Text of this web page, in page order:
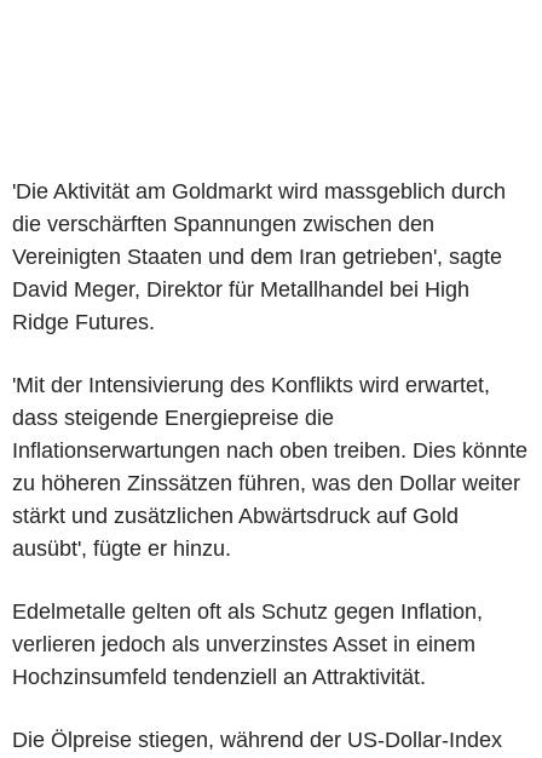
'Die Aktivität am Goldmarkt wird massgeblich durch
die verschärften Spannungen zwischen den
Vereinigten Staaten und dem Iran getrieben', sagte
David Meger, Direktor für Metallhandel bei High
Ridge Futures.
'Mit der Intensivierung des Konflikts wird erwartet,
dass steigende Energiepreise die
Inflationserwartungen nach oben treiben. Dies könnte
zu höheren Zinssätzen führen, was den Dollar weiter
stärkt und zusätzlichen Abwärtsdruck auf Gold
ausübt', fügte er hinzu.
Edelmetalle gelten oft als Schutz gegen Inflation,
verlieren jedoch als unverzinstes Asset in einem
Hochzinsumfeld tendenziell an Attraktivität.
Die Ölpreise stiegen, während der US-Dollar-Index